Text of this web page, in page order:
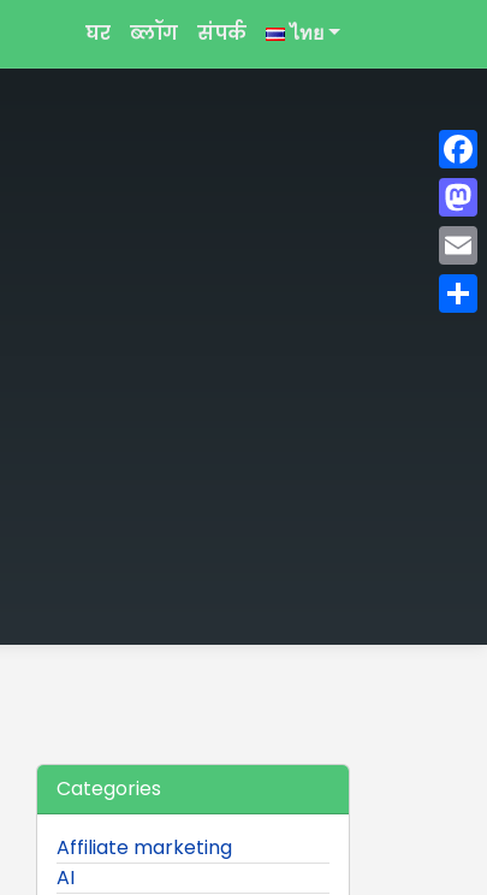
घर ब्लॉग संपर्क ไทย
Categories
Affiliate marketing
AI